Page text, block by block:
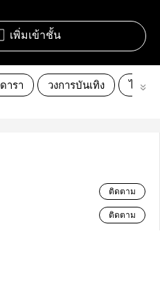
เพิ่มเข้าชั้น
ดารา วงการบันเทิง ไอดอล
ติดตาม
ติดตาม